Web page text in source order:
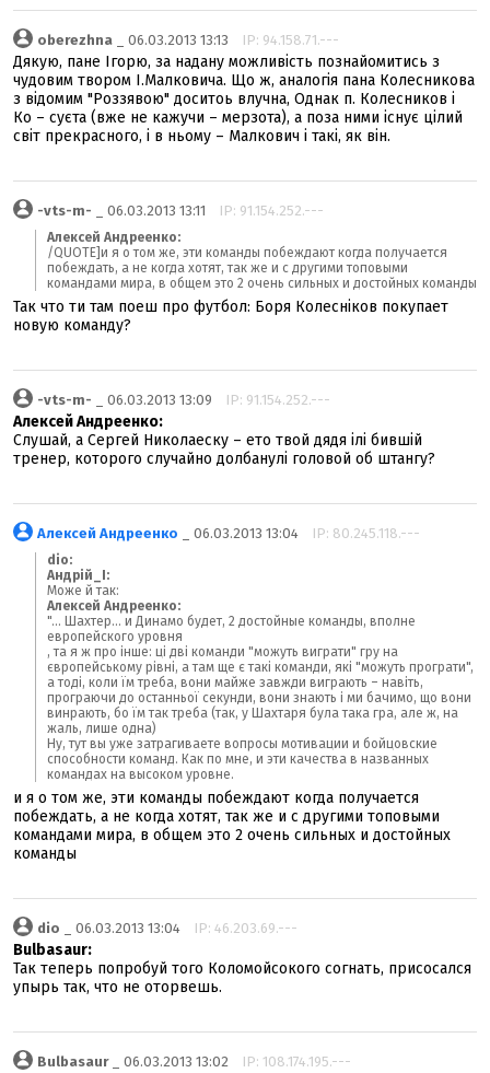
oberezhna _ 06.03.2013 13:13 IP: 94.158.71.---
Дякую, пане Ігорю, за надану можливість познайомитись з
чудовим твором І.Малковича. Що ж, аналогія пана Колесникова
з відомим "Роззявою" доситоь влучна, Однак п. Колесников і
Ко – суєта (вже не кажучи – мерзота), а поза ними існує цілий
світ прекрасного, і в ньому – Малкович і такі, як він.
-vts-m- _ 06.03.2013 13:11 IP: 91.154.252.---
Алексей Андреенко:
/QUOTE]и я о том же, эти команды побеждают когда получается
побеждать, а не когда хотят, так же и с другими топовыми
командами мира, в общем это 2 очень сильных и достойных команды
Так что ти там поеш про футбол: Боря Колесніков покупает
новую команду?
-vts-m- _ 06.03.2013 13:09 IP: 91.154.252.---
Алексей Андреенко:
Слушай, а Сергей Николаеску – ето твой дядя ілі бившій
тренер, которого случайно долбанулі головой об штангу?
Алексей Андреенко _ 06.03.2013 13:04 IP: 80.245.118.---
dio:
Андрій_І:
Може й так:
Алексей Андреенко:
"... Шахтер... и Динамо будет, 2 достойные команды, вполне
европейского уровня
, та я ж про інше: ці дві команди "можуть виграти" гру на
європейському рівні, а там ще є такі команди, які "можуть програти",
а тоді, коли їм треба, вони майже завжди виграють – навіть,
програючи до останньої секунди, вони знають і ми бачимо, що вони
винрають, бо їм так треба (так, у Шахтаря була така гра, але ж, на
жаль, лише одна)
Ну, тут вы уже затрагиваете вопросы мотивации и бойцовские
способности команд. Как по мне, и эти качества в названных
командах на высоком уровне.
и я о том же, эти команды побеждают когда получается
побеждать, а не когда хотят, так же и с другими топовыми
командами мира, в общем это 2 очень сильных и достойных
команды
dio _ 06.03.2013 13:04 IP: 46.203.69.---
Bulbasaur:
Так теперь попробуй того Коломойсокого согнать, присосался
упырь так, что не оторвешь.
Bulbasaur_ 06.03.2013 13:02 IP: 108.174.195.---